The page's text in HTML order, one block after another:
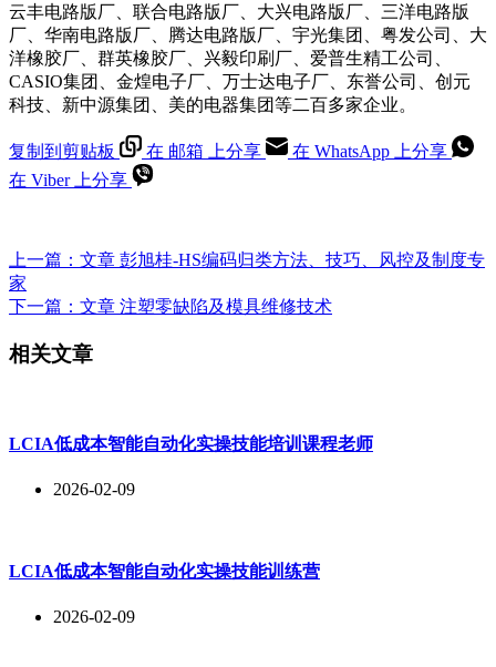
云丰电路版厂、联合电路版厂、大兴电路版厂、三洋电路版
厂、华南电路版厂、腾达电路版厂、宇光集团、粤发公司、大
洋橡胶厂、群英橡胶厂、兴毅印刷厂、爱普生精工公司、
CASIO集团、金煌电子厂、万士达电子厂、东誉公司、创元
科技、新中源集团、美的电器集团等二百多家企业。
复制到剪贴板 在 邮箱 上分享
在 WhatsApp 上分享
在 Viber 上分享
上一篇： 文章 彭旭桂-HS编码归类方法、技巧、风控及制度专
家
下一篇： 文章 注塑零缺陷及模具维修技术
相关文章
LCIA低成本智能自动化实操技能培训课程老师
2026-02-09
LCIA低成本智能自动化实操技能训练营
2026-02-09